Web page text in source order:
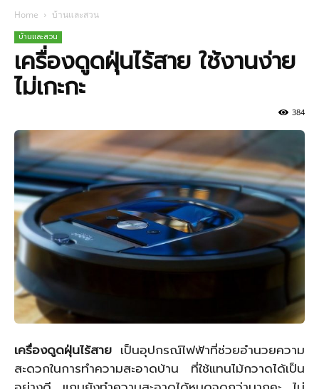
Home บ้านและสวน
บ้านและสวน
เครื่องดูดฝุ่นไร้สาย ใช้งานง่าย
ไม่เกะกะ
384
เครื่องดูดฝุ่นไร้สาย เป็นอุปกรณ์ไฟฟ้าที่ช่วยอำนวยความ
สะดวกในการทำความสะอาดบ้าน ที่ใช้แทนไม้กวาดได้เป็น